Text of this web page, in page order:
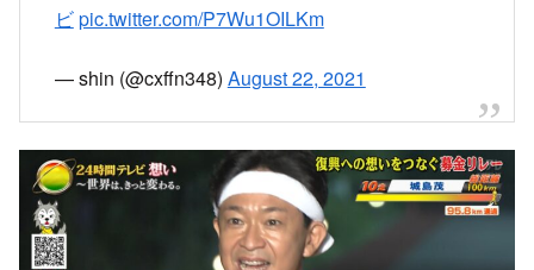
ビpic.twitter.com/P7Wu1OILKm
— shin (@cxffn348) August 22, 2021